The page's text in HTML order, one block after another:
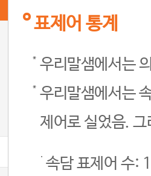
표제어 통계
우리말샘에서는
우리말샘에서는
제어로 실었음.
속담 표제어 수: